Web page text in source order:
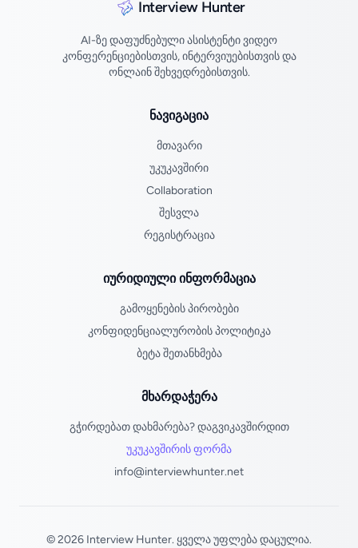
Interview Hunter
AI-ზე დაფუძნებული ასისტენტი ვიდეო
კონფერენციებისთვის, ინტერვიუებისთვის და
ონლაინ შეხვედრებისთვის.
ნავიგაცია
მთავარი
უკუკავშირი
Collaboration
შესვლა
რეგისტრაცია
იურიდიული ინფორმაცია
გამოყენების პირობები
კონფიდენციალურობის პოლიტიკა
ბეტა შეთანხმება
მხარდაჭერა
გჭირდებათ დახმარება? დაგვიკავშირდით
უკუკავშირის ფორმა
info@interviewhunter.net
© 2026 Interview Hunter. ყველა უფლება დაცულია.